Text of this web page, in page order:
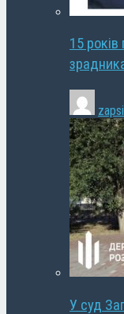
15
У суд